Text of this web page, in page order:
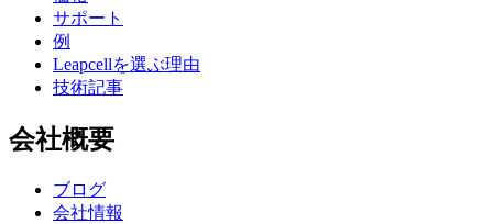
サポート
例
Leapcellを選ぶ理由
技術記事
会社概要
ブログ
会社情報